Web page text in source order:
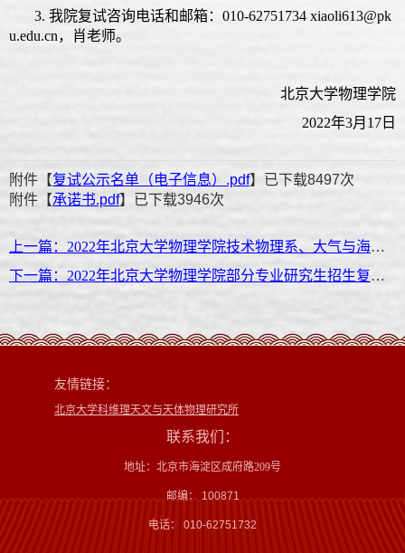
3. 我院复试咨询电话和邮箱：010-62751734 xiaoli613@pk
u.edu.cn，肖老师。
北京大学物理学院
2022年3月17日
附件【复试公示名单（电子信息）.pdf】已下载8497次
附件【承诺书.pdf】已下载3946次
上一篇：2022年北京大学物理学院技术物理系、大气与海洋科学系研究生招生复试规则
下一篇：2022年北京大学物理学院部分专业研究生招生复试规则（含留学生、港澳台生）
友情链接：
北京大学科维理天文与天体物理研究所
联系我们：
地址：北京市海淀区成府路209号
邮编： 100871
电话： 010-62751732